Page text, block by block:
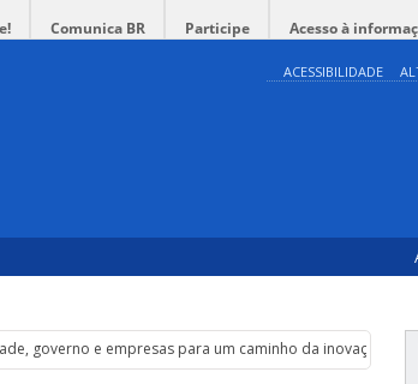
Comunica BR Participe Acesso à
ACESSIBILIDADE
governo e empresas para um caminho da inovação